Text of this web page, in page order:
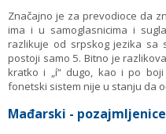
Značajno je za prevodioce da
ima i u samoglasnicima i
razlikuje od srpskog jezika sa
postoji samo 5. Bitno je
kratko i „í“ dugo, kao i po boji
fonetski sistem nije u stanju da
Mađarski -